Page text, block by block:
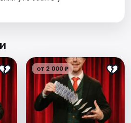
от 2 000 ₽